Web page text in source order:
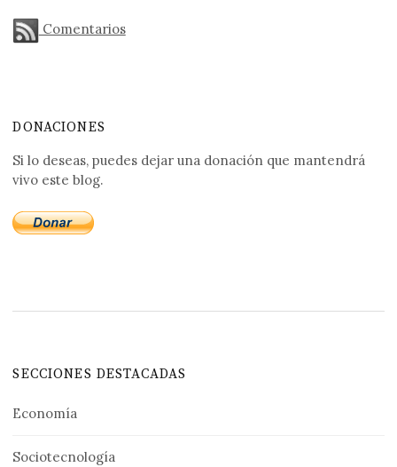
Comentarios
DONACIONES
Si lo deseas, puedes dejar una donación que mantendrá
vivo este blog.
SECCIONES DESTACADAS
Economía
Sociotecnología